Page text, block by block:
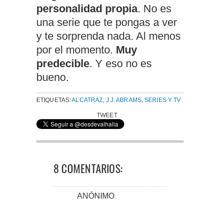
personalidad propia. No es
una serie que te pongas a ver
y te sorprenda nada. Al menos
por el momento. Muy
predecible. Y eso no es
bueno.
ETIQUETAS:ALCATRAZ J.J. ABRAMS,SERIES Y TV
TWEET
8 COMENTARIOS:
ANÓNIMO